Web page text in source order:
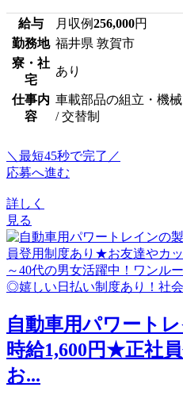
給与 月収例256,000円
勤務地 福井県 敦賀市
寮・社
宅
あり
仕事内
容
車載部品の組立・機
/ 交替制
＼最短45秒で完了／
応募へ進む
詳しく
見る
⾃動⾞⽤パワート
時給1,600円★正社
お...